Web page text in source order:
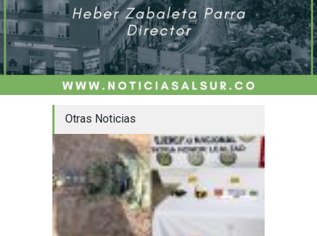
Otras Noticias